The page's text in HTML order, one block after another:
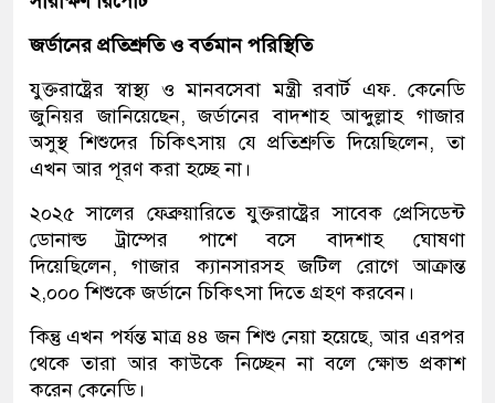
জর্ডানের প্রতিশ্রুতি ও বর্তমান পরিস্থিতি
যুক্তরাষ্ট্রের স্বাস্থ্য ও মানবসেবা মন্ত্রী রবার্ট এফ. কেনেডি
জুনিয়র জানিয়েছেন, জর্ডানের বাদশাহ আব্দুল্লাহ গাজার
অসুস্থ শিশুদের চিকিৎসায় যে প্রতিশ্রুতি দিয়েছিলেন, তা
এখন আর পূরণ করা হচ্ছে না।
২০২৫ সালের ফেব্রুয়ারিতে যুক্তরাষ্ট্রের সাবেক প্রেসিডেন্ট
ডোনাল্ড ট্রাম্পের পাশে বসে বাদশাহ ঘোষণা
দিয়েছিলেন, গাজার ক্যানসারসহ জটিল রোগে আক্রান্ত
২,০০০ শিশুকে জর্ডানে চিকিৎসা দিতে গ্রহণ করবেন।
কিন্তু এখন পর্যন্ত মাত্র ৪৪ জন শিশু নেয়া হয়েছে, আর এরপর
থেকে তারা আর কাউকে নিচ্ছেন না বলে ক্ষোভ প্রকাশ
করেন কেনেডি।